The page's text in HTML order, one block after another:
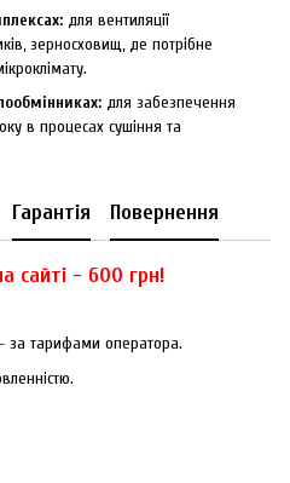
для вентиляції
зерносховищ, де потрібне
для забезпечення
в процесах сушіння та
Гарантія Повернення
сайті - 600 грн!
за тарифами оператора.